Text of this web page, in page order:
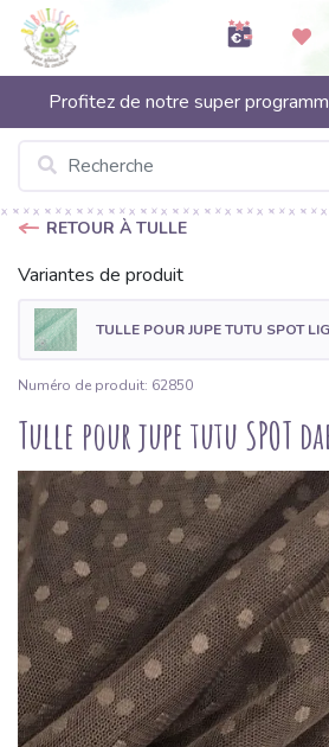
Profitez de notre super
RETOUR À TULLE
Variantes de produit
TULLE POUR JUPE TUTU SPOT
Numéro de produit: 62850
Tulle pour jupe tutu SPOT